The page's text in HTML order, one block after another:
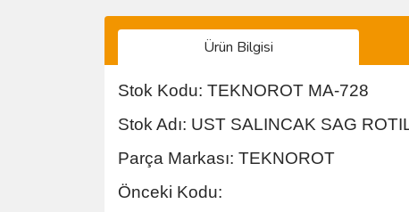
Ürün Bilgisi
Stok Kodu: TEKNOROT MA-728
Stok Adı: UST SALINCAK SAG
Parça Markası: TEKNOROT
Önceki Kodu: